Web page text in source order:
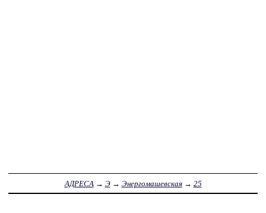
АДРЕСА → Э→ Энергомашевская→ 25